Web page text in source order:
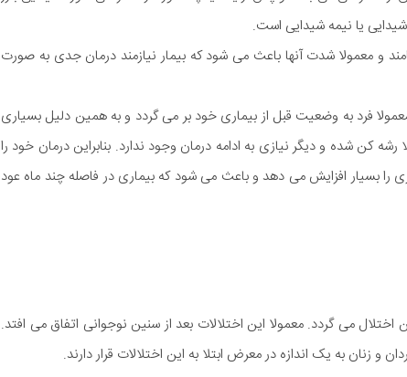
یا نیمه شیدایی است.
و معمولا شدت آنها باعث می شود که بیمار نیازمند درمان جدی به صورت
فرد به وضعیت قبل از بیماری خود بر می گردد و به همین دلیل بسیاری
رشه کن شده و دیگر نیازی به ادامه درمان وجود ندارد. بنابراین درمان خود را
را بسیار افزایش می دهد و باعث می شود که بیماری در فاصله چند ماه عود
دچار این اختلال می گردد. معمولا این اختلالات بعد از سنین نوجوانی اتفاق می افتد.